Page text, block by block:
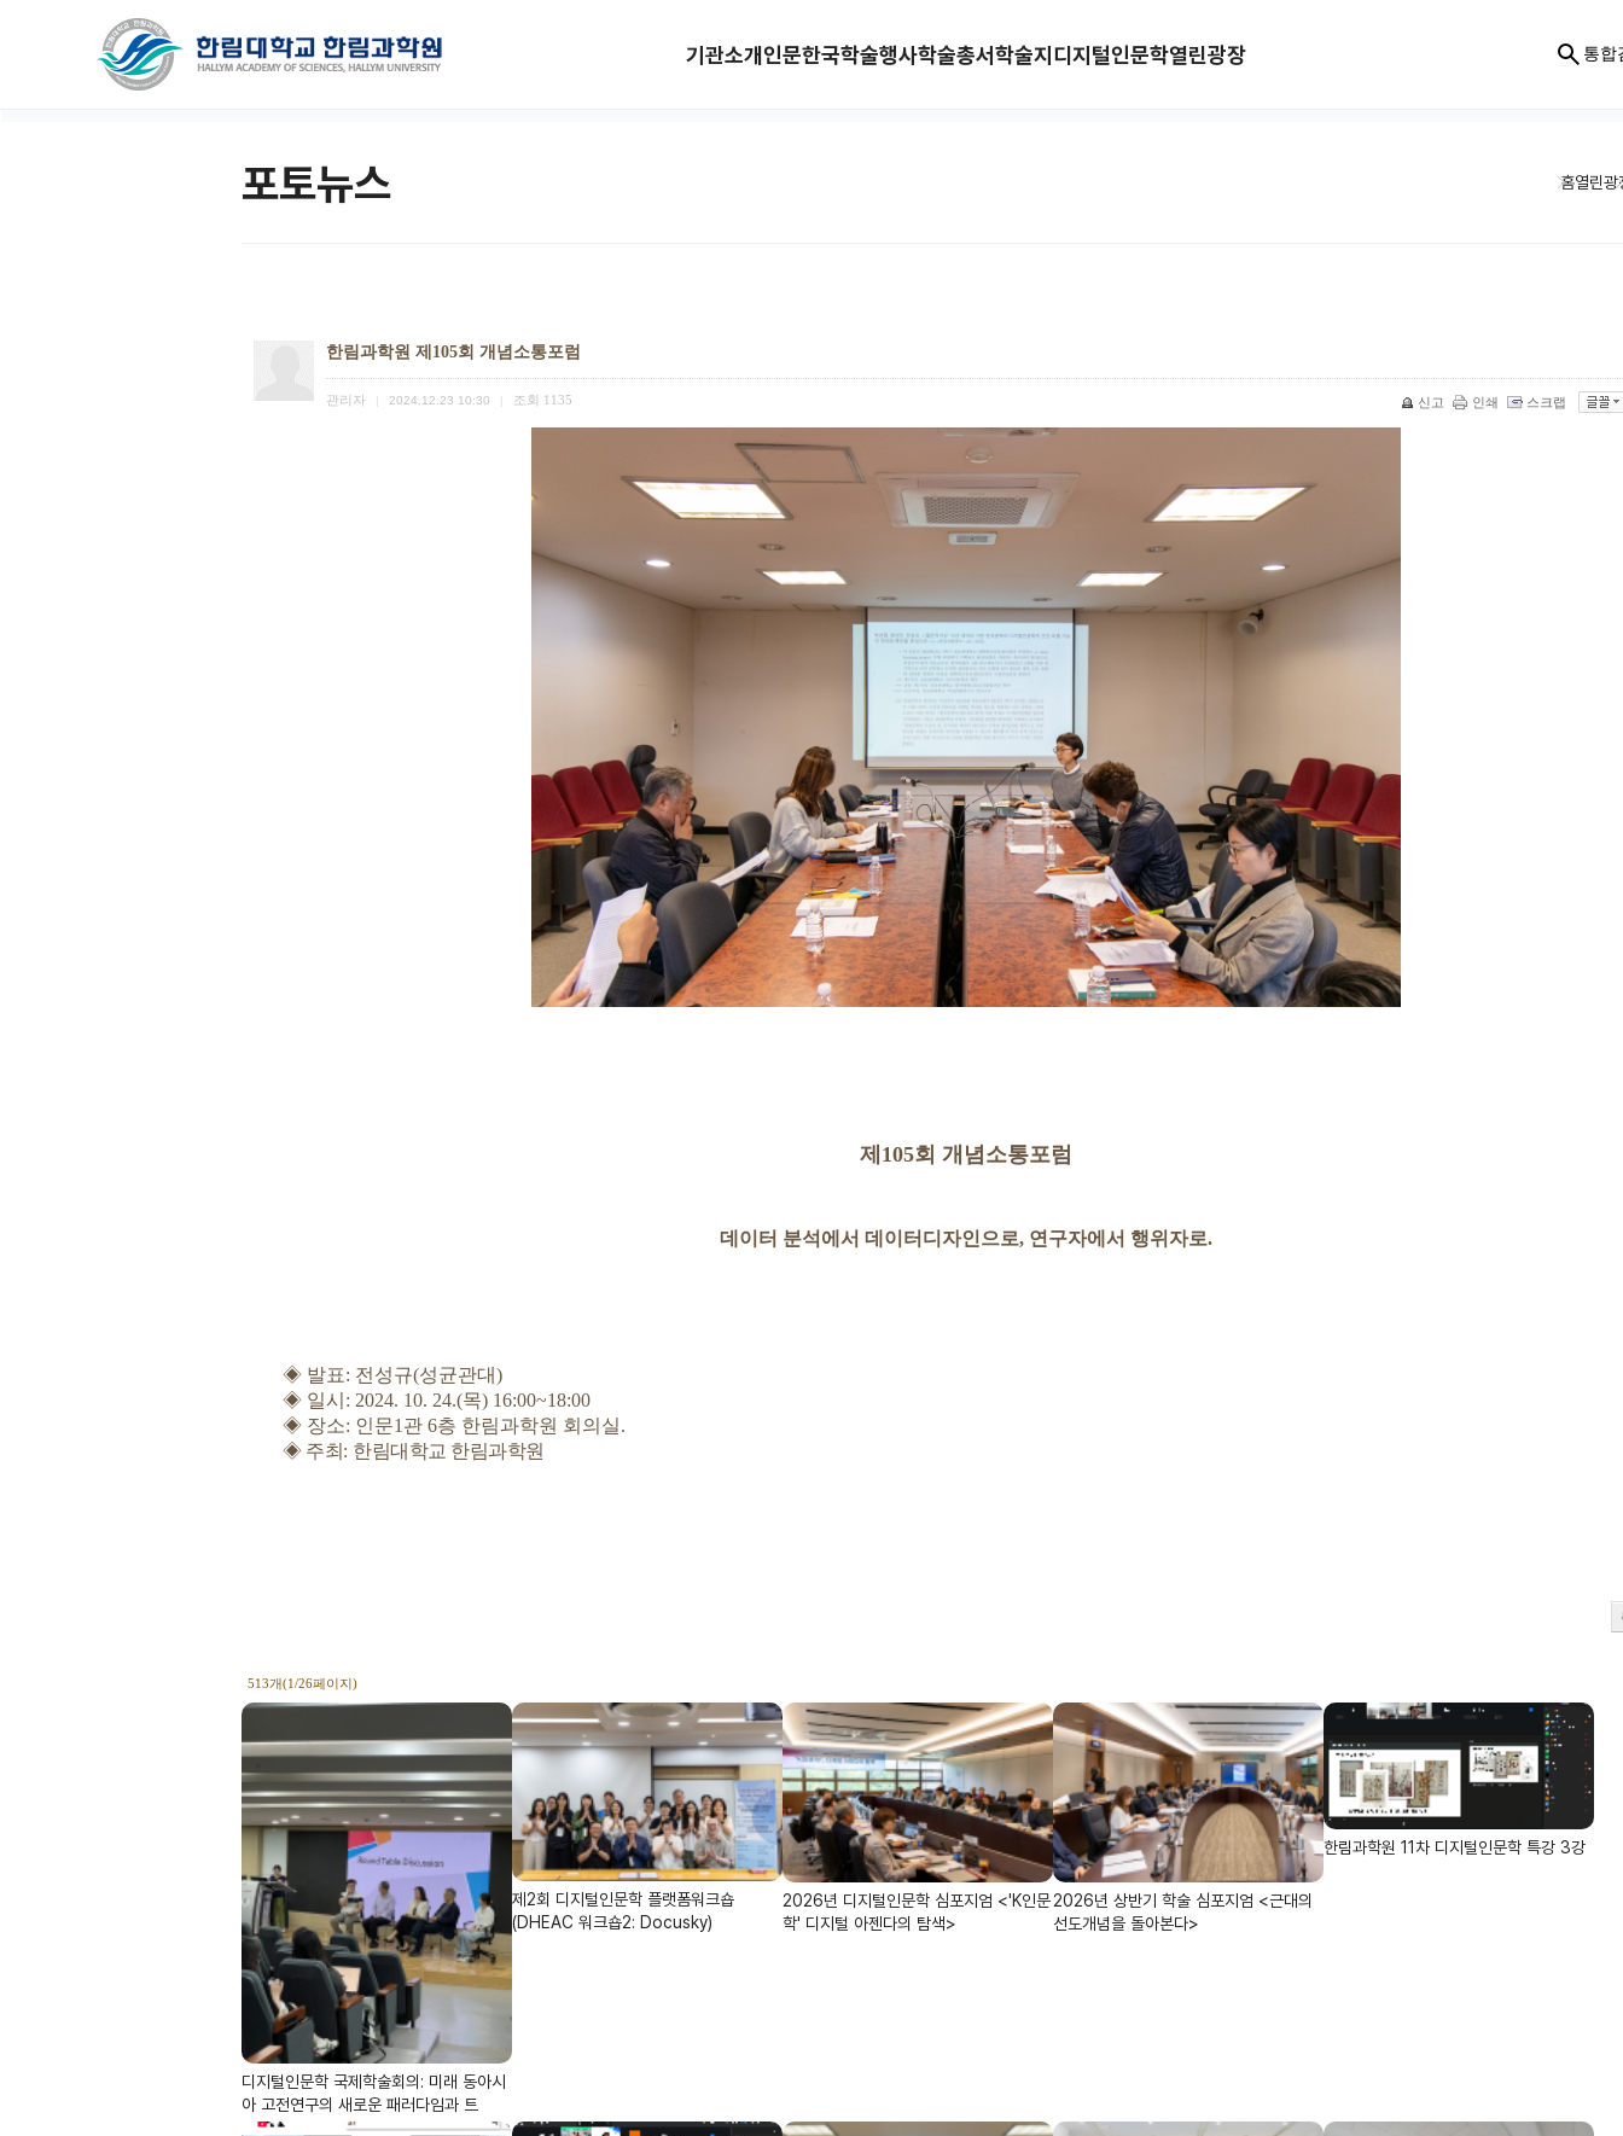
기관소개인문한국학술행사학술총서학술지디지털인문학열린광장 통합
포토뉴스 홈열린광
한림과학원 제105회 개념소통포럼
관리자 2024.12.23 10:30 조회 1135 신고 인쇄 스크랩
제105회 개념소통포럼
데이터 분석에서 데이터디자인으로, 연구자에서 행위자로.
◈ 발표: 전성규(성균관대)
◈ 일시: 2024. 10. 24.(목) 16:00~18:00
◈ 장소: 인문1관 6층 한림과학원 회의실.
◈ 주최 : 한림대학교 한림과학원
513개(1/26페이지)
디지털인문학 국제학술회의: 미래 동아시
아 고전연구의 새로운 패러다임과 트
제2회 디지털인문학 플랫폼워크숍
(DHEAC 워크숍2: Docusky)
2026년 디지털인문학 심포지엄 <'K인문
학' 디지털 아젠다의 탐색>
2026년 상반기 학술 심포지엄 <근대의
선도개념을 돌아본다>
한림과학원 11차 디지털인문학 특강 3강